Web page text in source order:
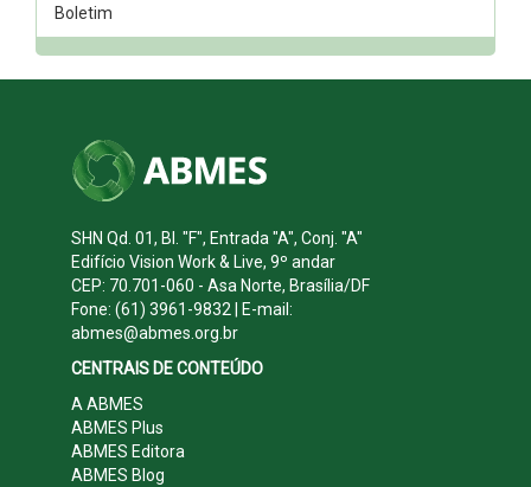
Boletim
SHN Qd. 01, Bl. "F", Entrada "A", Conj. "A"
Edifício Vision Work & Live, 9º andar
CEP: 70.701-060 - Asa Norte, Brasília/DF
Fone: (61) 3961-9832 | E-mail:
abmes@abmes.org.br
CENTRAIS DE CONTEÚDO
A ABMES
ABMES Plus
ABMES Editora
ABMES Blog